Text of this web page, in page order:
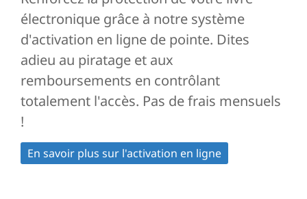
électronique grâce à notre système
d'activation en ligne de pointe. Dites
adieu au piratage et aux
remboursements en contrôlant
totalement l'accès. Pas de frais mensuels
!
En savoir plus sur l'activation en ligne